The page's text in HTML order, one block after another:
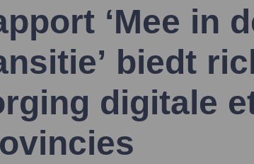
‘Mee in
biedt
digitale